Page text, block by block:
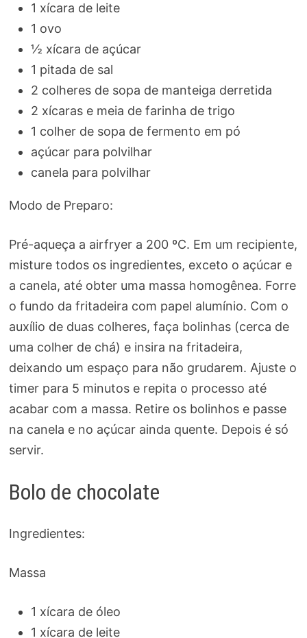
1 xícara de leite
1 ovo
½ xícara de açúcar
1 pitada de sal
2 colheres de sopa de manteiga derretida
2 xícaras e meia de farinha de trigo
1 colher de sopa de fermento em pó
açúcar para polvilhar
canela para polvilhar
Modo de Preparo:
Pré-aqueça a airfryer a 200 ºC. Em um recipiente,
misture todos os ingredientes, exceto o açúcar e
a canela, até obter uma massa homogênea. Forre
o fundo da fritadeira com papel alumínio. Com o
auxílio de duas colheres, faça bolinhas (cerca de
uma colher de chá) e insira na fritadeira,
deixando um espaço para não grudarem. Ajuste o
timer para 5 minutos e repita o processo até
acabar com a massa. Retire os bolinhos e passe
na canela e no açúcar ainda quente. Depois é só
servir.
Bolo de chocolate
Ingredientes:
Massa
1 xícara de óleo
1 xícara de leite